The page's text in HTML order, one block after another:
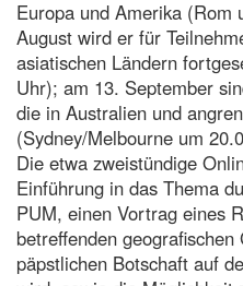
Europa und Amerika (Rom
August wird er für
asiatischen Ländern
Uhr); am 13. September
die in Australien und
(Sydney/Melbourne um
Die etwa zweistündige
Einführung in das Thema
PUM, einen Vortrag eines
betreffenden
päpstlichen Botschaft auf